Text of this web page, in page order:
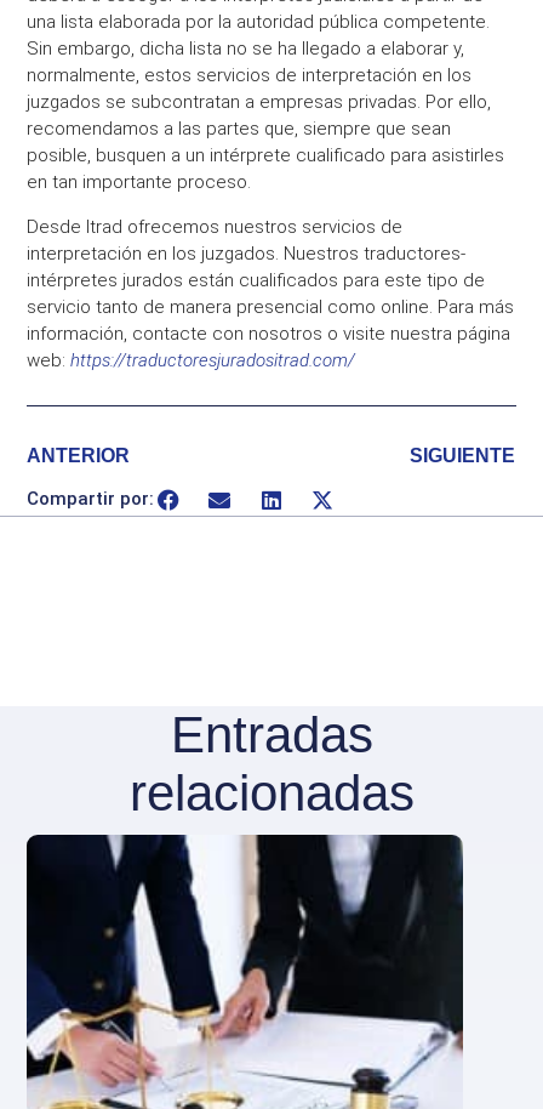
una lista elaborada por la autoridad pública competente.
Sin embargo, dicha lista no se ha llegado a elaborar y,
normalmente, estos servicios de interpretación en los
juzgados se subcontratan a empresas privadas. Por ello,
recomendamos a las partes que, siempre que sean
posible, busquen a un intérprete cualificado para asistirles
en tan importante proceso.
Desde Itrad ofrecemos nuestros servicios de
interpretación en los juzgados. Nuestros traductores-
intérpretes jurados están cualificados para este tipo de
servicio tanto de manera presencial como online. Para más
información, contacte con nosotros o visite nuestra página
web:https://traductoresjuradositrad.com/
ANTERIOR SIGUIENTE
Compartir por:
Entradas
relacionadas